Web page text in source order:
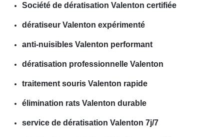
Société de dératisation Valenton certifiée
dératiseur Valenton expérimenté
anti-nuisibles Valenton performant
dératisation professionnelle Valenton
traitement souris Valenton rapide
élimination rats Valenton durable
service de dératisation Valenton 7j/7